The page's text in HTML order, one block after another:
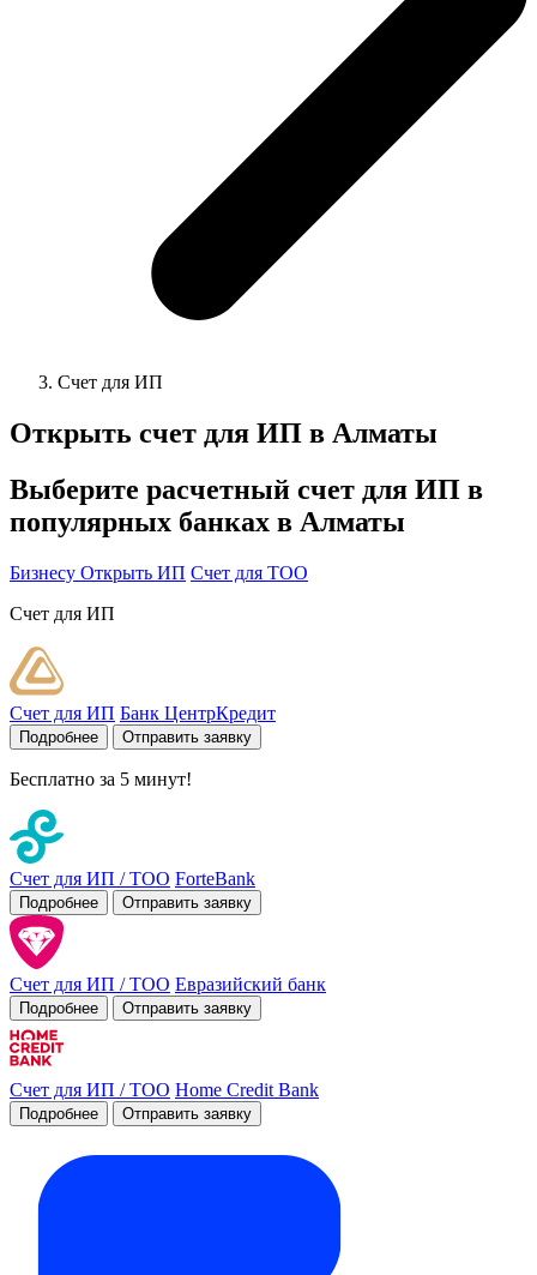
Счет для ИП
Открыть счет для ИП в Алматы
Выберите расчетный счет для ИП в
популярных банках в Алматы
Бизнесу Открыть ИП Cчет для ТОО
Счет для ИП
Счет для ИП Банк ЦентрКредит
Подробнее Отправить заявку
Бесплатно за 5 минут!
Счет для ИП / ТОО ForteBank
Подробнее Отправить заявку
Счет для ИП / ТОО Евразийский банк
Подробнее Отправить заявку
Счет для ИП / ТОО Home Credit Bank
Подробнее Отправить заявку